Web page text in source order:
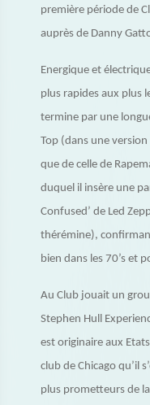
première période de
auprès de Danny
Energique et
plus rapides aux plus
termine par une
Top (dans une version
que de celle de
duquel il insère une
Confused’ de Led
thérémine),
bien dans les 70’s et
Au Club jouait un
Stephen Hull
est originaire aux
club de Chicago qu’il
plus prometteurs de